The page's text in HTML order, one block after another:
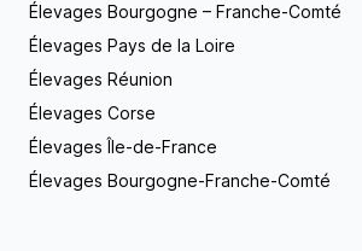
Élevages Bourgogne – Franche-Comté
Élevages Pays de la Loire
Élevages Réunion
Élevages Corse
Élevages Île-de-France
Élevages Bourgogne-Franche-Comté